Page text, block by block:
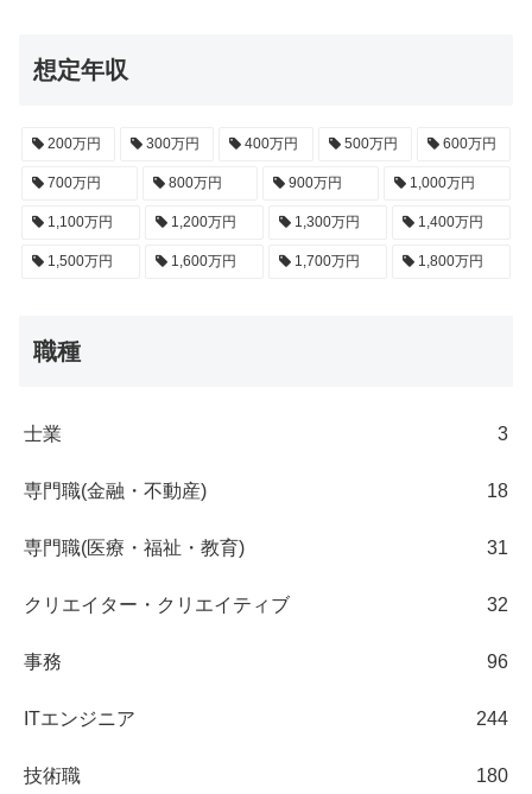
想定年収
200万円 300万円 400万円 500万円 600万円
700万円 800万円 900万円 1,000万円
1,100万円 1,200万円 1,300万円 1,400万円
1,500万円 1,600万円 1,700万円 1,800万円
職種
士業 3
専門職(金融・不動産) 18
専門職(医療・福祉・教育) 31
クリエイター・クリエイティブ 32
事務 96
ITエンジニア 244
技術職 180